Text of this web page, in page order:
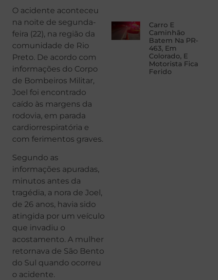
O acidente aconteceu
na noite de segunda-
feira (22), na região da
comunidade de Rio
Preto. De acordo com
informações do Corpo
de Bombeiros Militar,
Joel foi encontrado
caído às margens da
rodovia, em parada
cardiorrespiratória e
com ferimentos graves.
Segundo as
informações apuradas,
minutos antes da
tragédia, a nora de Joel,
de 26 anos, havia sido
atingida por um veículo
que invadiu o
acostamento. A mulher
retornava de São Bento
do Sul quando ocorreu
o acidente.
Carro E
Caminhão
Batem Na PR-
463, Em
Colorado, E
Motorista Fica
Ferido